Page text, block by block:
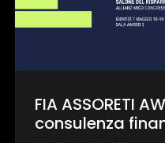
FIA ASSORETI
consulenza
1